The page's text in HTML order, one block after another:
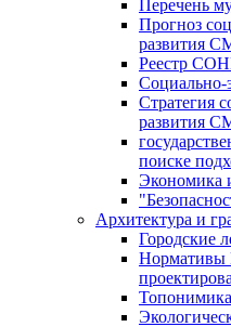
Перечень
Прогноз
развития
Реестр
Социально-
Стратегия
развития
поиске
Экономика
Архитектура и
Городские
Нормативы
Топонимика